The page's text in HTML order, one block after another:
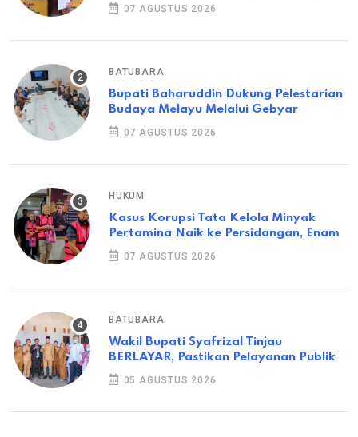
07 AGUSTUS 2026
BATUBARA
Bupati Baharuddin Dukung Pelestarian
Budaya Melayu Melalui Gebyar
07 AGUSTUS 2026
HUKUM
Kasus Korupsi Tata Kelola Minyak
Pertamina Naik ke Persidangan, Enam
07 AGUSTUS 2026
BATUBARA
Wakil Bupati Syafrizal Tinjau
BERLAYAR, Pastikan Pelayanan Publik
05 AGUSTUS 2026